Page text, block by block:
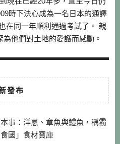
時下決心成為一名日本的通譯
在同一年順利通過考試了。 親
他們對土地的愛護而感動。
發布
事：洋蔥、章魚與鱧魚，稱霸
國」食材寶庫